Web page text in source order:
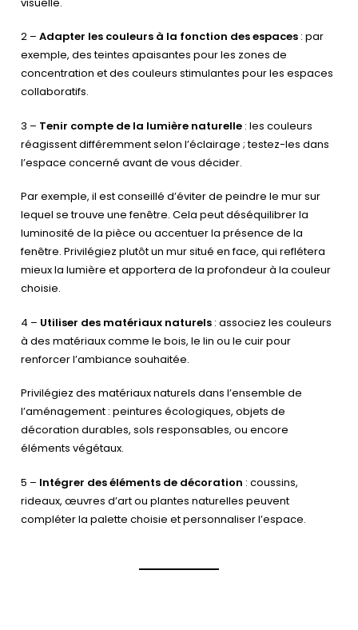
2 –Adapter les couleurs à la fonction des espaces : par
exemple, des teintes apaisantes pour les zones de
concentration et des couleurs stimulantes pour les espaces
collaboratifs.
3 – Tenir compte de la lumière naturelle : les couleurs
réagissent différemment selon l’éclairage ; testez-les dans
l’espace concerné avant de vous décider.
Par exemple, il est conseillé d’éviter de peindre le mur sur
lequel se trouve une fenêtre. Cela peut déséquilibrer la
luminosité de la pièce ou accentuer la présence de la
fenêtre. Privilégiez plutôt un mur situé en face, qui reflétera
mieux la lumière et apportera de la profondeur à la couleur
choisie.
4 – Utiliser des matériaux naturels : associez les couleurs
à des matériaux comme le bois, le lin ou le cuir pour
renforcer l’ambiance souhaitée.
Privilégiez des matériaux naturels dans l’ensemble de
l’aménagement : peintures écologiques, objets de
décoration durables, sols responsables, ou encore
éléments végétaux.
5 – Intégrer des éléments de décoration : coussins,
rideaux, œuvres d’art ou plantes naturelles peuvent
compléter la palette choisie et personnaliser l’espace.